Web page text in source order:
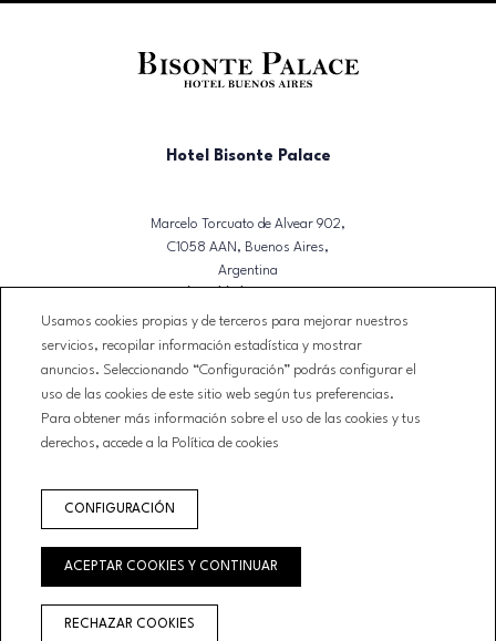
Hotel Bisonte Palace
Marcelo Torcuato de Alvear 902,
C1058 AAN, Buenos Aires,
Argentina
T. (+54)(11) 4328-4751
reservas@bisontepalace.com
NEWSLETTER
CONTACTO
CONDICIONES DE RESERVA
POLÍTICA DE PRIVACIDAD
Usamos cookies propias y de terceros para mejorar nuestros
servicios, recopilar información estadística y mostrar
anuncios. Seleccionando “Configuración” podrás configurar el
uso de las cookies de este sitio web según tus preferencias.
Para obtener más información sobre el uso de las cookies y tus
derechos, accede a la Política de cookies
CONFIGURACIÓN
ACEPTAR COOKIES Y CONTINUAR
RECHAZAR COOKIES